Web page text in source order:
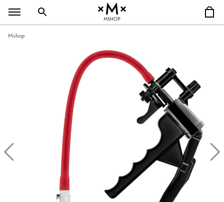
MSHOP
Mshop